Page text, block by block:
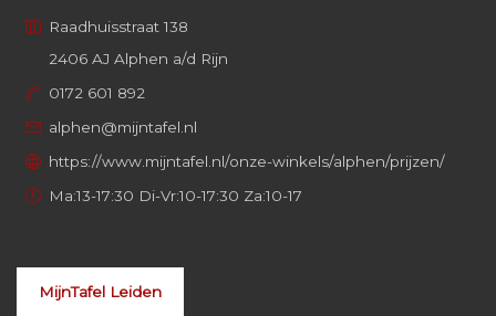
Raadhuisstraat 138
2406 AJ Alphen a/d Rijn
0172 601 892
alphen@mijntafel.nl
https://www.mijntafel.nl/onze-winkels/alphen/prijzen/
Ma:13-17:30 Di-Vr:10-17:30 Za:10-17
MijnTafel Leiden